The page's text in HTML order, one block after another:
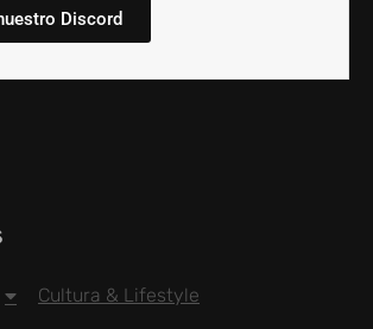
Discord
Cultura & Lifestyle